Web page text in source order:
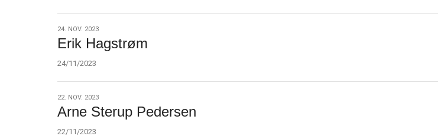
24.
nov.
24. NOV. 2023
Erik Hagstrøm
24/11/2023
22.
nov.
22. NOV. 2023
Arne Sterup Pedersen
22/11/2023